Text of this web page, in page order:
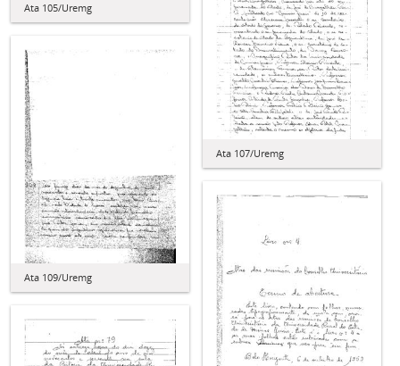
Ata 105/Uremg
Ata 107/Uremg
Ata 109/Uremg